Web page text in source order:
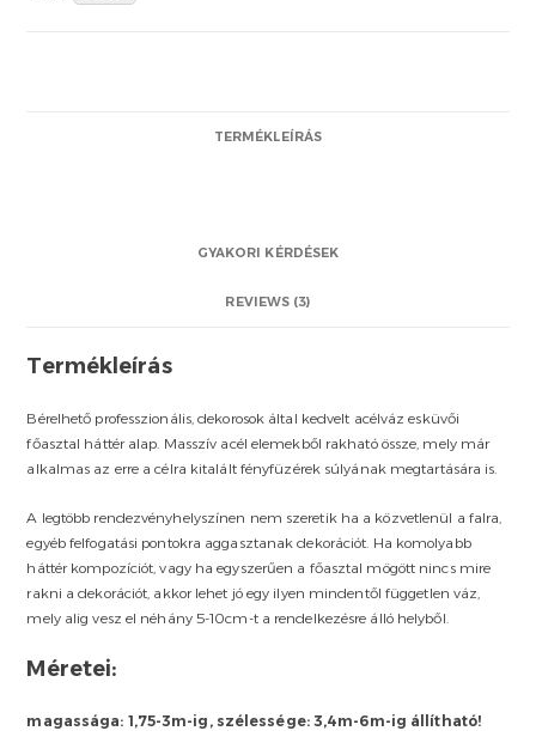
TERMÉKLEÍRÁS
GYAKORI KÉRDÉSEK
REVIEWS (3)
Termékleírás
Bérelhető professzionális, dekorosok által kedvelt acélváz esküvői
főasztal háttér alap. Masszív acél elemekből rakható össze, mely már
alkalmas az erre a célra kitalált fényfüzérek súlyának megtartására is.
A legtöbb rendezvényhelyszínen nem szeretik ha a közvetlenül a falra,
egyéb felfogatási pontokra aggasztanak dekorációt. Ha komolyabb
háttér kompozíciót, vagy ha egyszerűen a főasztal mögött nincs mire
rakni a dekorációt, akkor lehet jó egy ilyen mindentől független váz,
mely alig vesz el néhány 5-10cm-t a rendelkezésre álló helyből.
Méretei:
magassága: 1,75-3m-ig, szélessége: 3,4m-6m-ig állítható!